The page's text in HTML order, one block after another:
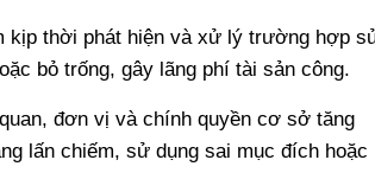
kịp thời phát hiện và xử lý trường hợp
bỏ trống, gây lãng phí tài sản công.
đơn vị và chính quyền cơ sở tăng
lấn chiếm, sử dụng sai mục đích hoặc